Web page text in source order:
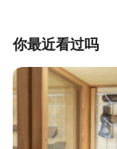
你最近看过吗